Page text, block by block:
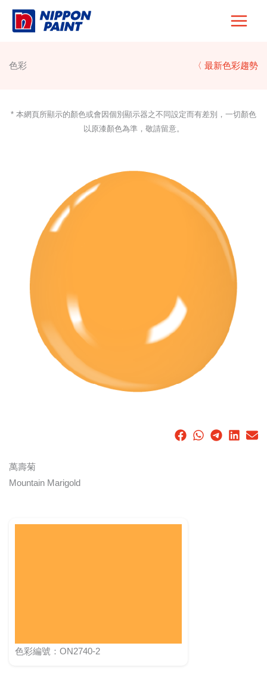
Skip
色彩 〈 最新色彩趨勢
* 本網頁所顯示的顏色或會因個別顯示器之不同設定而有差別，一切顏色
以原漆顏色為準，敬請留意。
萬壽菊
Mountain Marigold
色彩編號：ON2740-2